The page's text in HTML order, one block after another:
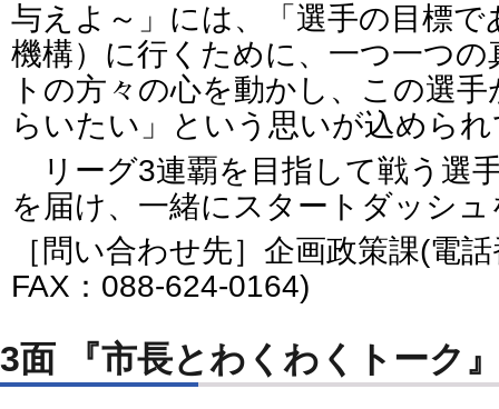
与えよ～」には、「選手の目標で
機構）に行くために、一つ一つ
トの方々の心を動かし、この選
らいたい」という思いが込めら
リーグ3連覇を目指して戦う選
を届け、一緒にスタートダッシ
［問い合わせ先］企画政策課(
FAX：088-624-0164)
3面 『市長とわくわくトーク